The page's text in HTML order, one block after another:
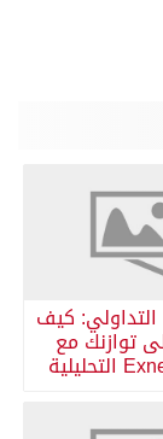
كيف
توازنك مع